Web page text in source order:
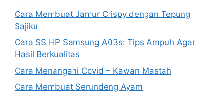
Cara Membuat Jamur Crispy dengan Tepung
Sajiku
Cara SS HP Samsung A03s: Tips Ampuh Agar
Hasil Berkualitas
Cara Menangani Covid – Kawan Mastah
Cara Membuat Serundeng Ayam